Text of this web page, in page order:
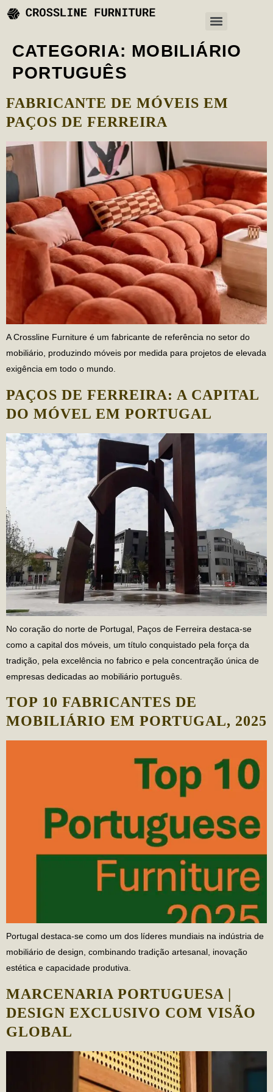
CATEGORIA: MOBILIÁRIO
PORTUGUÊS
FABRICANTE DE MÓVEIS EM
PAÇOS DE FERREIRA
A Crossline Furniture é um fabricante de referência no setor do
mobiliário, produzindo móveis por medida para projetos de elevada
exigência em todo o mundo.
PAÇOS DE FERREIRA: A CAPITAL
DO MÓVEL EM PORTUGAL
No coração do norte de Portugal, Paços de Ferreira destaca-se
como a capital dos móveis, um título conquistado pela força da
tradição, pela excelência no fabrico e pela concentração única de
empresas dedicadas ao mobiliário português.
TOP 10 FABRICANTES DE
MOBILIÁRIO EM PORTUGAL, 2025
Portugal destaca-se como um dos líderes mundiais na indústria de
mobiliário de design, combinando tradição artesanal, inovação
estética e capacidade produtiva.
MARCENARIA PORTUGUESA |
DESIGN EXCLUSIVO COM VISÃO
GLOBAL